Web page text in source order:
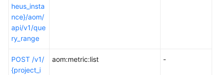
heus_insta
nce}/aom/
api/v1/que
ry_range
POST /v1/
{project_i
aom:metric:list -